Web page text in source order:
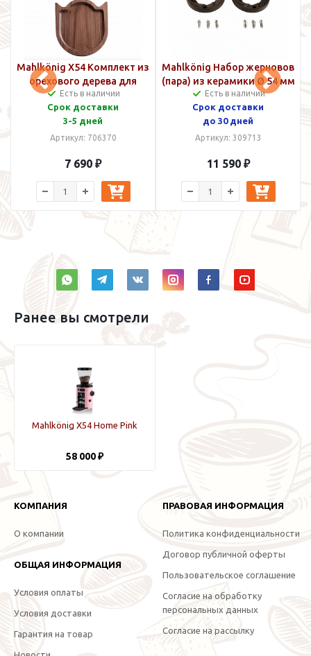
Mahlkönig X54 Комплект из
орехового дерева для
кастомизации
Есть в наличии
Срок доставки
3-5 дней
Артикул: 706370
7 690 ₽
Mahlkönig Набор жерновов
(пара) из керамики Ø 54 мм
Есть в наличии
Срок доставки
до 30 дней
Артикул: 309713
11 590 ₽
Ранее вы смотрели
Mahlkönig X54 Home Pink
58 000 ₽
КОМПАНИЯ
О компании
ОБЩАЯ ИНФОРМАЦИЯ
Условия оплаты
Условия доставки
Гарантия на товар
ПРАВОВАЯ ИНФОРМАЦИЯ
Политика конфиденциальности
Договор публичной оферты
Пользовательское соглашение
Согласие на обработку
персональных данных
Согласие на рассылку